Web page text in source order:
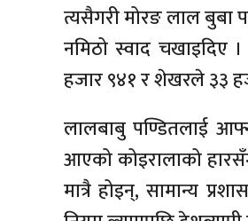
त्यसैगरी मोरङ लाल बुबा
नमिठो स्वाद
हजार ९४१ र शेखरले ३३
लालबाबु पण्डितलाई
आएको कोइरालाको
मात्रै होइन्, सामान्य